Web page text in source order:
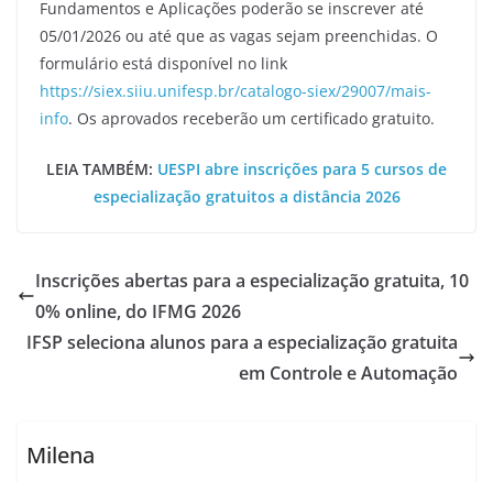
Fundamentos e Aplicações poderão se inscrever até
05/01/2026 ou até que as vagas sejam preenchidas. O
formulário está disponível no link
https://siex.siiu.unifesp.br/catalogo-siex/29007/mais-
info. Os aprovados receberão um certificado gratuito.
LEIA TAMBÉM: UESPI abre inscrições para 5 cursos de
especialização gratuitos a distância 2026
Inscrições abertas para a especialização gratuita, 10
0% online, do IFMG 2026
IFSP seleciona alunos para a especialização gratuita
em Controle e Automação
Milena